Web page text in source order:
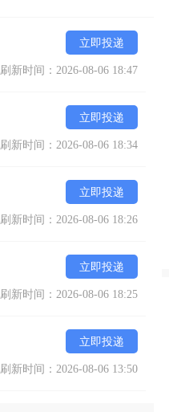
立即投递
刷新时间：2026-08-06 18:47
立即投递
刷新时间：2026-08-06 18:34
立即投递
刷新时间：2026-08-06 18:26
立即投递
刷新时间：2026-08-06 18:25
立即投递
刷新时间：2026-08-06 13:50